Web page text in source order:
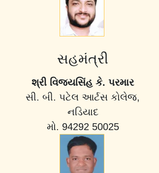
સહમંત્રી
શ્રી વિજયસિંહ કે. પરમાર
સી. બી. પટેલ આર્ટસ કોલેજ,
નડિયાદ
મો. 94292 50025